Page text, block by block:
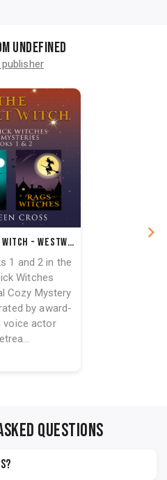
undefined
The Secret Witch - Westwick Witches Audiobook Bundle Books 1 & 2
1 and 2 in the
Witches
Cozy Mystery
by award-
voice actor
QUESTIONS